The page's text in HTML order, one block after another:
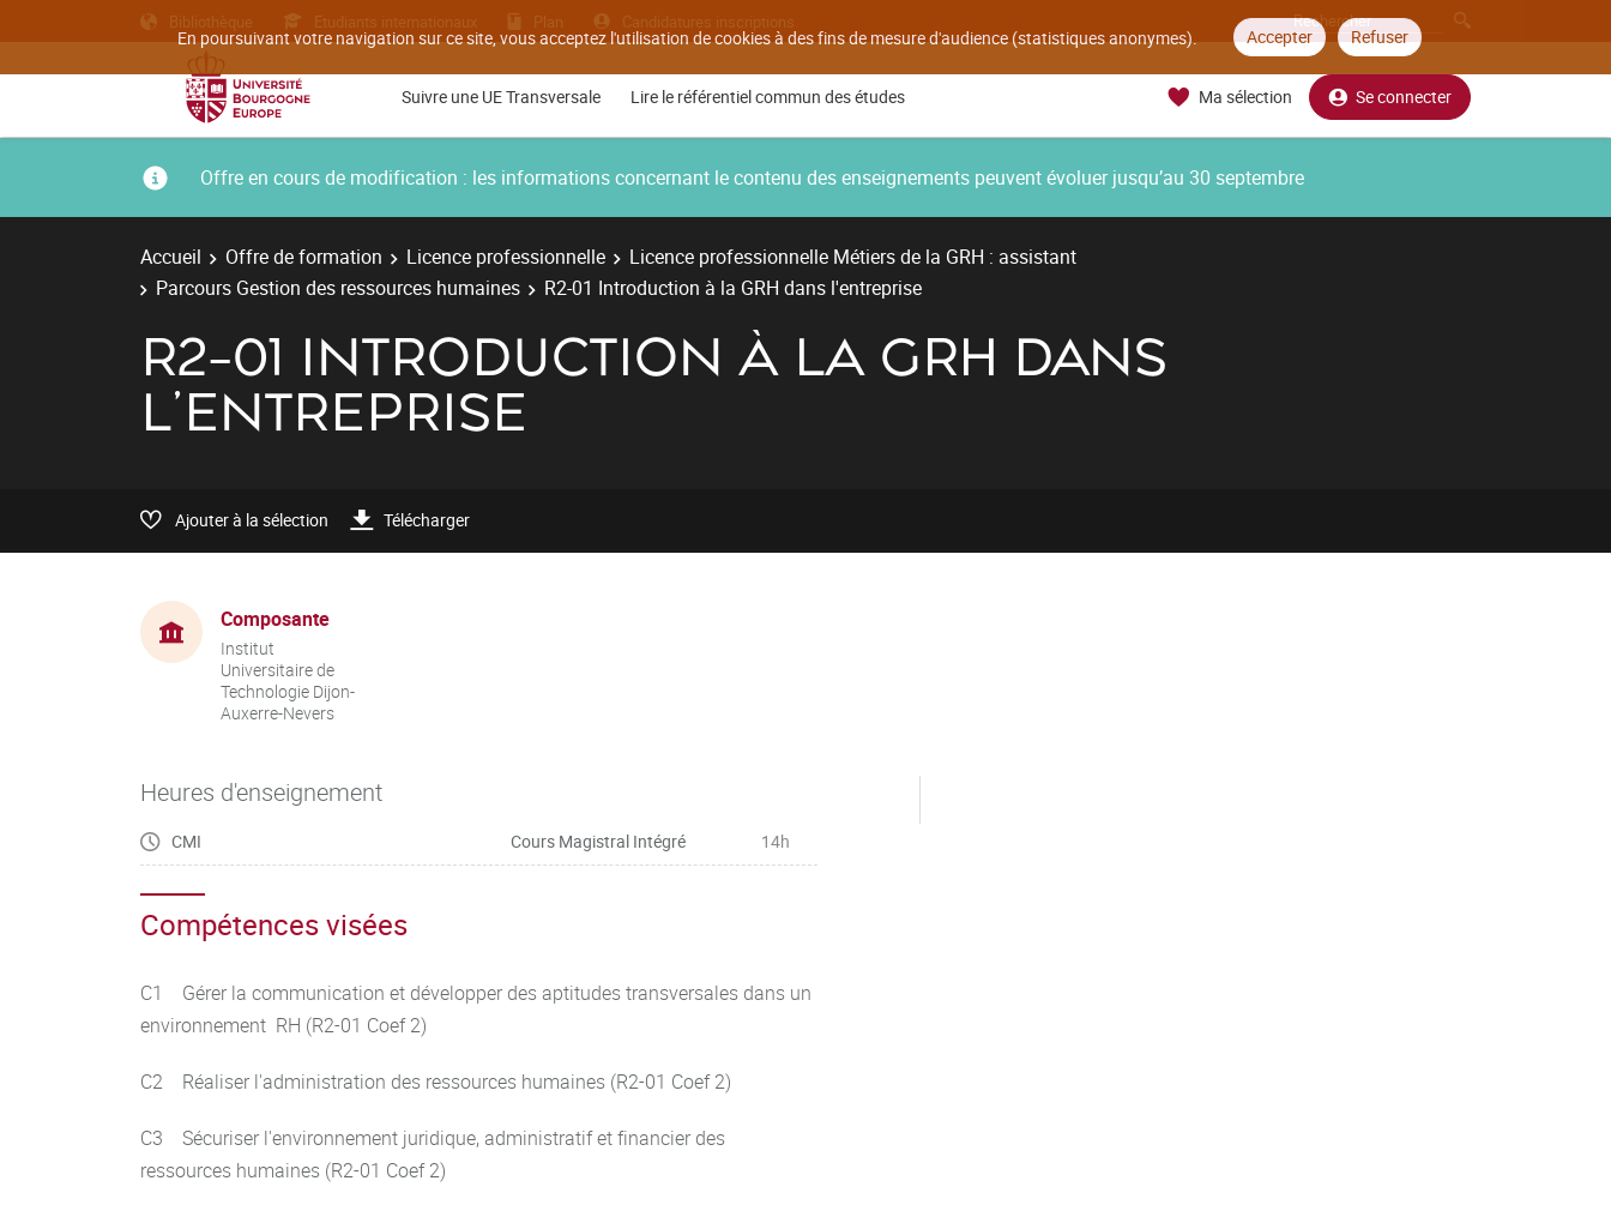
En poursuivant votre navigation sur ce site, vous acceptez l'utilisation de cookies à des fins de mesure d'audience (statistiques anonymes). Accepter Refuser
Bibliothèque Etudiants internationaux Plan Candidatures inscriptions
Suivre une UE Transversale Lire le référentiel commun des études Ma sélection Se connecter
Offre en cours de modification : les informations concernant le contenu des enseignements peuvent évoluer jusqu’au 30 septembre
Accueil Offre de formation Licence professionnelle
Licence professionnelle Métiers de la GRH : assistant
Parcours Gestion des ressources humaines
R2-01 Introduction à la GRH dans l'entreprise
R2-01 INTRODUCTION À LA GRH DANS
L'ENTREPRISE
Ajouter à la sélection Télécharger
Composante
Institut
Universitaire de
Technologie Dijon-
Auxerre-Nevers
Heures d'enseignement
CMI Cours Magistral Intégré 14h
Compétences visées
C1 Gérer la communication et développer des aptitudes transversales dans un
environnement RH (R2-01 Coef 2)
C2 Réaliser l'administration des ressources humaines (R2-01 Coef 2)
C3 Sécuriser l'environnement juridique, administratif et financier des
ressources humaines (R2-01 Coef 2)